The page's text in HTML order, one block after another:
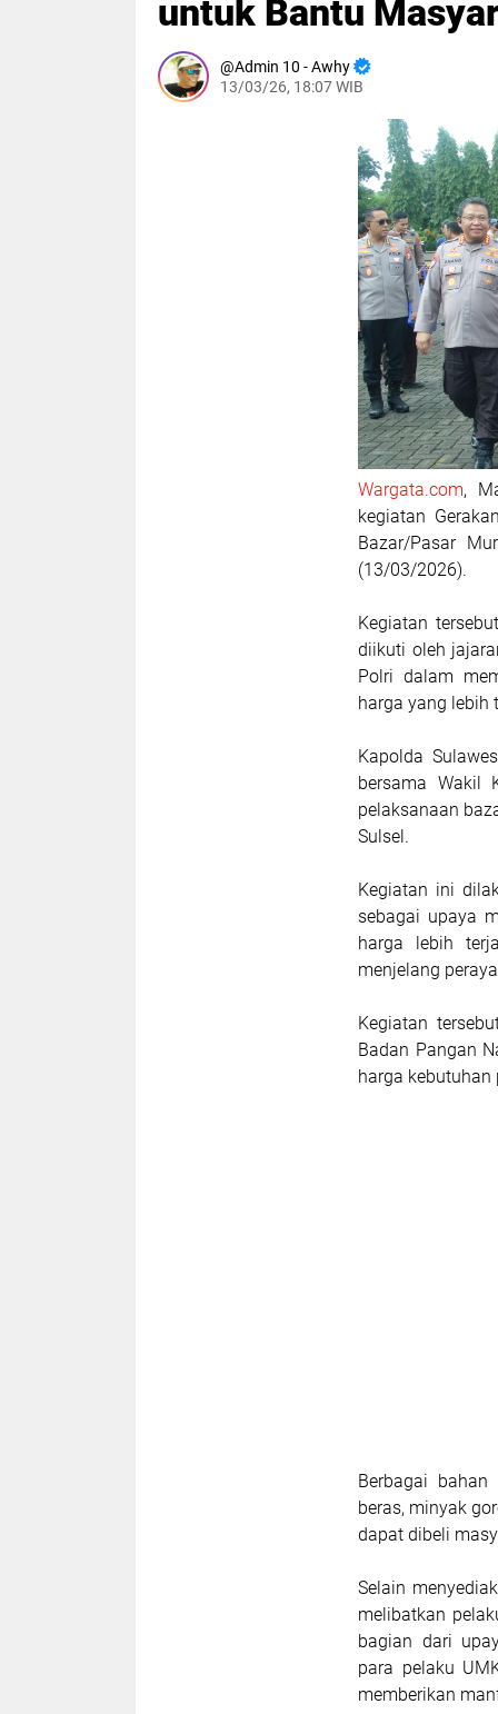
untuk Bantu
Admin 10 - Awhy
13/03/26, 18:07 WIB
Wargata.com,
kegiatan
Bazar/Pasar
(13/03/2026).
Kegiatan
diikuti oleh
Polri dalam
harga yang lebih
Kapolda
bersama Wakil
pelaksanaan
Sulsel.
Kegiatan ini
sebagai upaya
harga lebih
menjelang
Kegiatan
Badan Pangan
harga
Berbagai
beras, minyak
dapat dibeli
Selain
melibatkan
bagian dari
para pelaku
memberikan